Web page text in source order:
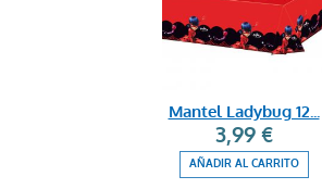
Mantel Ladybug 12...
3,99 €
AÑADIR AL CARRITO